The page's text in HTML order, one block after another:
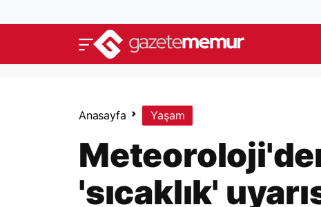
Anasayfa Yaşam
'sıcaklık'